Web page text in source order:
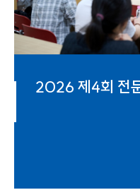
2026 제4회 전
2026 제3회 전
2026 제2회 전
2026 제1회 전
제4회 한림과학
HALLYM AI
한림 미래교육